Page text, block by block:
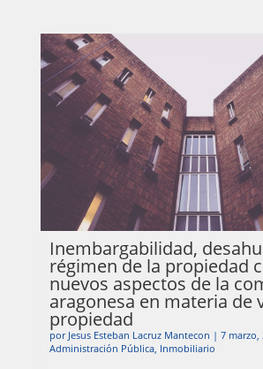
Inembargabilidad,
régimen de la propiedad
nuevos aspectos de la
aragonesa en materia de
propiedad
por Jesus Esteban Lacruz Mantecon | 7 marzo,
Administración Pública, Inmobiliario